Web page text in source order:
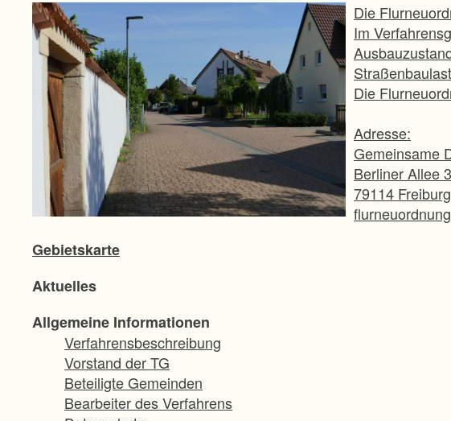
Die
Im
Die
Adresse:
Gemeinsame
Berliner Allee
79114 Freiburg
Gebietskarte
Aktuelles
Allgemeine Informationen
Verfahrensbeschreibung
Vorstand der TG
Beteiligte Gemeinden
Bearbeiter des Verfahrens